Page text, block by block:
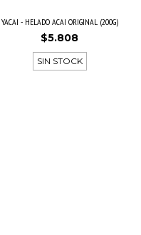
YACAI - HELADO ACAI ORIGINAL (200G)
$5.808
SIN STOCK